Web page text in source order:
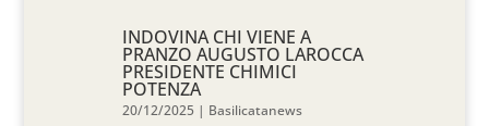
INDOVINA CHI VIENE A
PRANZO AUGUSTO LAROCCA
PRESIDENTE CHIMICI
POTENZA
20/12/2025 | Basilicatanews